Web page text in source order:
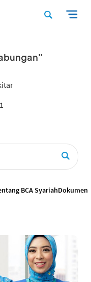
BCA SyariahDokumen